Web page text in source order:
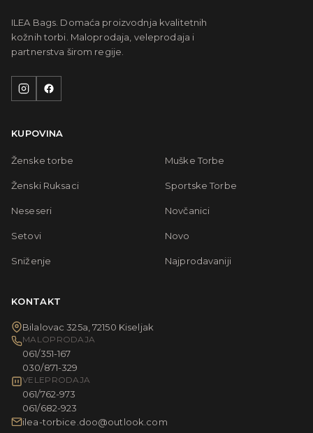
ILEA Bags. Domaća proizvodnja kvalitetnih
kožnih torbi. Maloprodaja, veleprodaja i
partnerstva širom regije.
KUPOVINA
Ženske torbe Muške Torbe
Ženski Ruksaci Sportske Torbe
Neseseri Novčanici
Setovi Novo
Sniženje Najprodavaniji
KONTAKT
Bilalovac 325a, 72150 Kiseljak
MALOPRODAJA
061/351-167
030/871-329
VELEPRODAJA
061/762-973
061/682-923
ilea-torbice.doo@outlook.com